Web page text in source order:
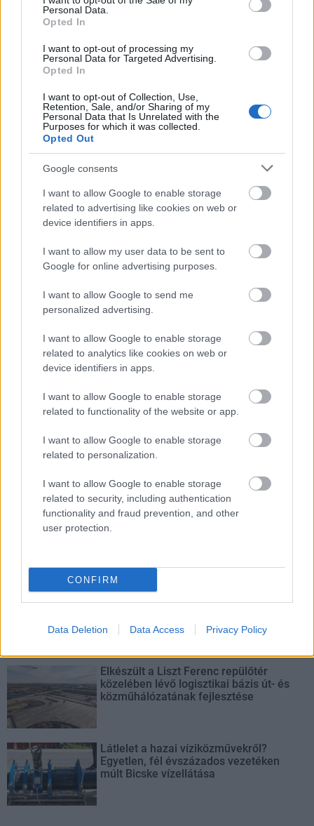
Personal Data.
Opted In
I want to opt-out of processing my
Personal Data for Targeted Advertising.
Opted In
I want to opt-out of Collection, Use,
Retention, Sale, and/or Sharing of my
Personal Data that Is Unrelated with the
Purposes for which it was collected.
Opted Out
Google consents
I want to allow Google to enable storage
related to advertising like cookies on web or
device identifiers in apps.
I want to allow my user data to be sent to
Google for online advertising purposes.
I want to allow Google to send me
personalized advertising.
I want to allow Google to enable storage
related to analytics like cookies on web or
device identifiers in apps.
I want to allow Google to enable storage
related to functionality of the website or app.
I want to allow Google to enable storage
related to personalization.
I want to allow Google to enable storage
related to security, including authentication
functionality and fraud prevention, and other
user protection.
CONFIRM
Data Deletion Data Access Privacy Policy
Kecskeméten is szakirányú továbbképzésekkel erősít a
Gál Ferenc Egyetem
MAGYAR ÉPÍTŐK
Hódmezővásárhely iskolaépítés FERROÉP Zrt. oktatási beruházás
Másfélszeresére bővítik Hódmezővásárhely jó hírű
református iskoláját
kivitelezheti; a munkák csaknem egy évig tartanak majd.
Látványos építési szakasz indult be a
Flórián téri felüljárón
Paks II.: Mit jelent az 5. blokk új
mérföldköve a felülvizsgálat
Elkészült a Liszt Ferenc repülőtér
közelében lévő logisztikai bázis út- és
közműhálózatának fejlesztése
Látlelet a hazai víziközművekről?
Egyetlen, fél évszázados vezetéken
múlt Bicske vízellátása